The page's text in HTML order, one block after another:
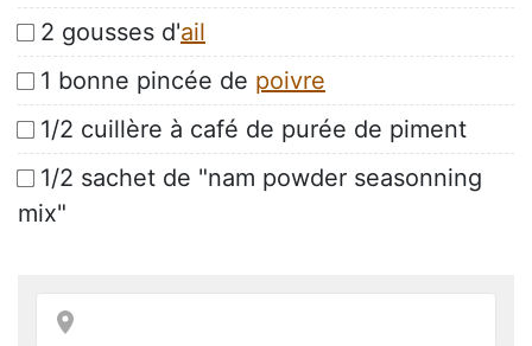
2 gousses d'ail
1 bonne pincée de poivre
1/2 cuillère à café de purée de piment
1/2 sachet de "nam powder seasonning
mix"